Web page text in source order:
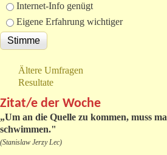
Internet-Info genügt
Eigene Erfahrung wichtiger
Ältere Umfragen
Resultate
Zitat/e der Woche
„Um an die Quelle zu kommen, muss
schwimmen."
(Stanislaw Jerzy Lec)